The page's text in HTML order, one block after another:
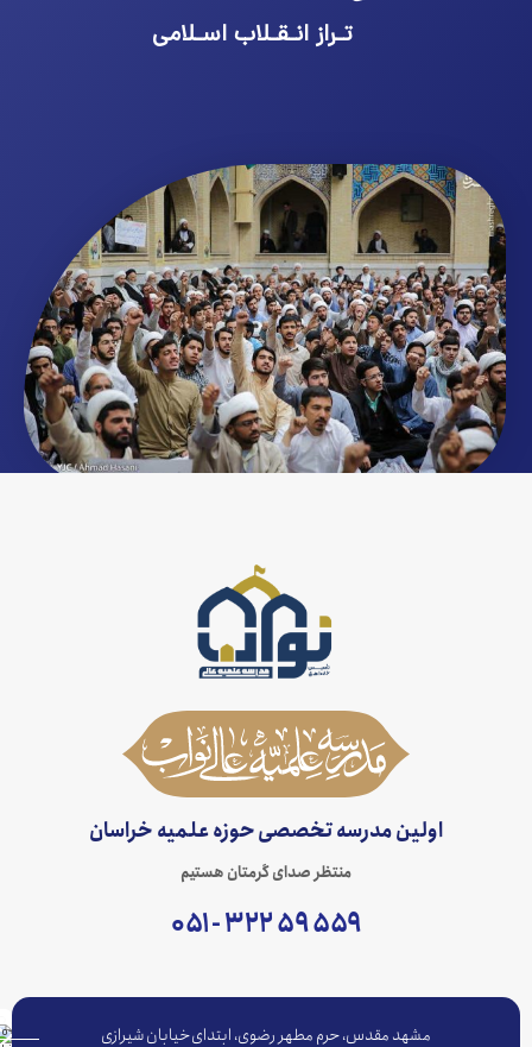
تـراز انـقـلاب اسـلامی
اولین مدرسه تخصصی حوزه علمیه خراسان
منتظر صدای گرمتان هستیم
مشهد مقدس، حرم مطهر رضوی، ابتدای خیابان شیرازی